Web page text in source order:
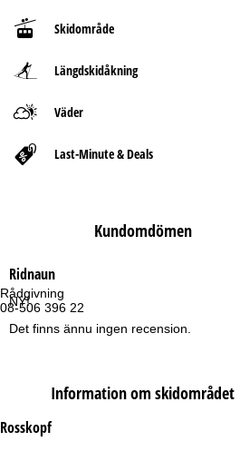
Rådgivning
08-506 396 22
Skidområde
Längdskidåkning
Väder
Last-Minute & Deals
Kundomdömen
Ridnaun
NY!
Det finns ännu ingen recension.
Information om skidområdet
Rosskopf